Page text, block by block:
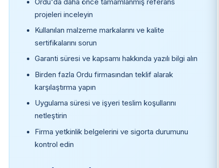
Ordu'da daha önce tamamlanmış referans
projeleri inceleyin
Kullanılan malzeme markalarını ve kalite
sertifikalarını sorun
Garanti süresi ve kapsamı hakkında yazılı bilgi alın
Birden fazla Ordu firmasından teklif alarak
karşılaştırma yapın
Uygulama süresi ve işyeri teslim koşullarını
netleştirin
Firma yetkinlik belgelerini ve sigorta durumunu
kontrol edin